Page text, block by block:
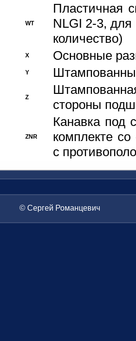
WT
Пластичная
NLGI 2-3, для
количество)
X Основные
Y
Z
стороны
ZNR
Канавка под
комплекте
с
© Сергей Романцевич